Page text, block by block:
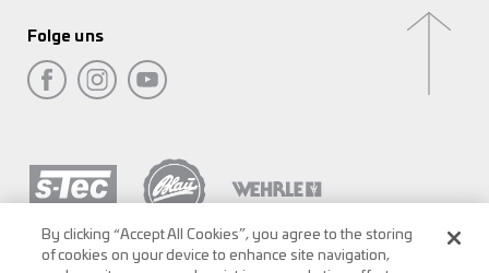
Folge uns
By clicking “Accept All Cookies”, you agree to the storing
of cookies on your device to enhance site navigation,